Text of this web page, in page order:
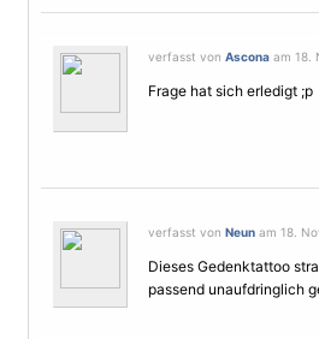
verfasst von Ascona am 18.
Frage hat sich erledigt ;p
verfasst von Neun am 18.
Dieses Gedenktattoo
passend unaufdringlich